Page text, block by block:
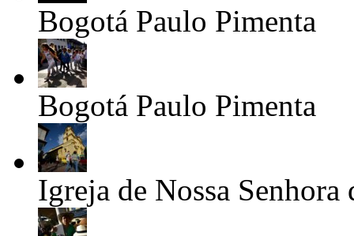
Bogotá Paulo Pimenta
Bogotá Paulo Pimenta
Igreja de Nossa